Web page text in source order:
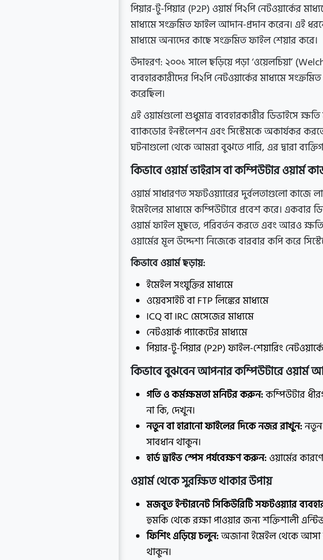
পিয়ার-টু-পিয়ার (P2P) ওয়ার্ম পি২পি নেটওয়ার্কের
মাধ্যমে সংক্রমিত ফাইল আদান-প্রদান করেন। এই
মাধ্যমে অন্যদের কাছে সংক্রমিত ফাইল শেয়ার করে।
উদাহরণ: ২০০১ সালে ছড়িয়ে পড়া ‘ওয়েলচিয়া’
ব্যবহারকারীদের পি২পি নেটওয়ার্কের মাধ্যমে
করেছিল।
এই ওয়ার্মগুলো শুধুমাত্র ব্যবহারকারীর ডিভাইসে
ব্যাকডোর ইনস্টলেশন এবং সিস্টেমকে অকার্যকর
ঘটনাগুলো থেকে আমরা বুঝতে পারি, এর দ্বারা
কিভাবে ওয়ার্ম ভাইরাস বা কম্পিউটার ওয়ার্ম
ওয়ার্ম সাধারণত সফটওয়্যারের দুর্বলতাগুলো কাজে
ইমেইলের মাধ্যমে কম্পিউটারে প্রবেশ করে। একবার
ওয়ার্ম ফাইল মুছতে, পরিবর্তন করতে এবং আরও
ওয়ার্মের মূল উদ্দেশ্য নিজেকে বারবার কপি করে
কিভাবে ওয়ার্ম ছড়ায়:
ইমেইল সংযুক্তির মাধ্যমে
ওয়েবসাইট বা FTP লিঙ্কের মাধ্যমে
ICQ বা IRC মেসেজের মাধ্যমে
নেটওয়ার্ক প্যাকেটের মাধ্যমে
পিয়ার-টু-পিয়ার (P2P) ফাইল-শেয়ারিং
কিভাবে বুঝবেন আপনার কম্পিউটারে ওয়ার্ম
গতি ও কর্মক্ষমতা মনিটর করুন:কম্পিউটার
না কি, দেখুন।
নতুন বা হারানো ফাইলের দিকে নজর রাখুন:নতুন
সাবধান থাকুন।
হার্ড ড্রাইভ স্পেস পর্যবেক্ষণ করুন:ওয়ার্মের
ওয়ার্ম থেকে সুরক্ষিত থাকার উপায়
মজবুত ইন্টারনেট সিকিউরিটি সফটওয়্যার
হুমকি থেকে রক্ষা পাওয়ার জন্য শক্তিশালী
ফিশিং এড়িয়ে চলুন:অজানা ইমেইল থেকে আসা
থাকুন।